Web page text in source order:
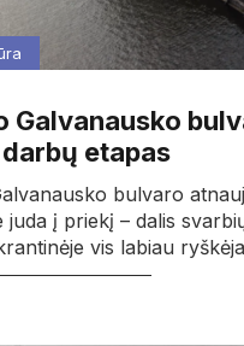
Galvanausko
etapas
bulvaro
juda į priekį – dalis
vis labiau